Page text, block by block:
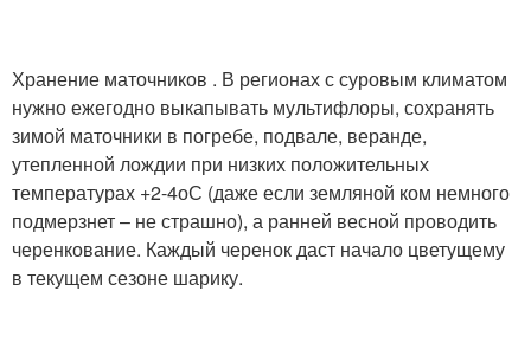
Хранение маточников . В регионах с суровым климатом
нужно ежегодно выкапывать мультифлоры, сохранять
зимой маточники в погребе, подвале, веранде,
утепленной лождии при низких положительных
температурах +2-4оС (даже если земляной ком немного
подмерзнет – не страшно), а ранней весной проводить
черенкование. Каждый черенок даст начало цветущему
в текущем сезоне шарику.